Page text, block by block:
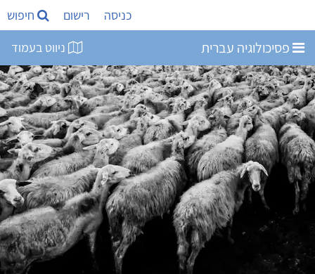
כניסה רישום חיפוש
פסיכולוגיה עברית ניווט בעמוד